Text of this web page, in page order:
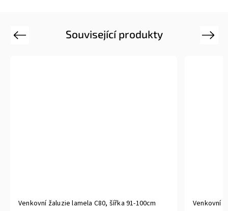
Související produkty
Previous
Venkovní žaluzie lamela C80, šířka 91-100cm Venkovní
Next